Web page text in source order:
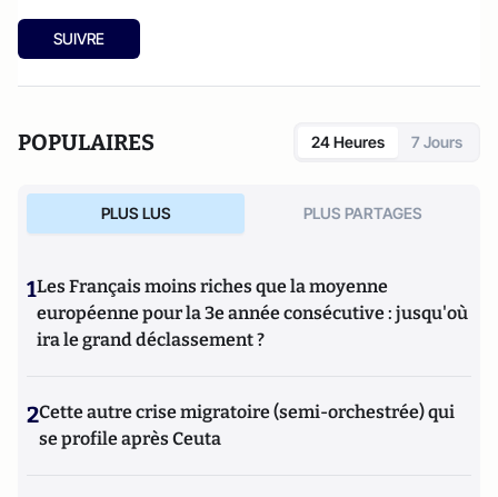
SUIVRE
POPULAIRES 24 Heures 7 Jours
PLUS LUS PLUS PARTAGES
1Les Français moins riches que la moyenne
européenne pour la 3e année consécutive : jusqu'où
ira le grand déclassement ?
2Cette autre crise migratoire (semi-orchestrée) qui
se profile après Ceuta